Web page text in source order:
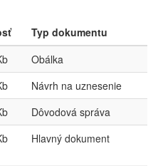
Typ dokumentu
Obálka
Návrh na uznesenie
Dôvodová správa
Hlavný dokument